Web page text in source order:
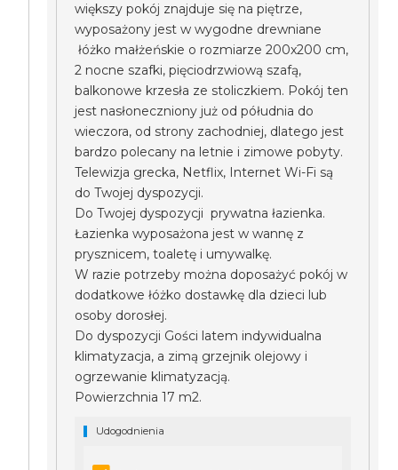
większy pokój znajduje się na piętrze,
wyposażony jest w wygodne drewniane
łóżko małżeńskie o rozmiarze 200x200 cm,
2 nocne szafki, pięciodrzwiową szafą,
balkonowe krzesła ze stoliczkiem. Pokój ten
jest nasłoneczniony już od półudnia do
wieczora, od strony zachodniej, dlatego jest
bardzo polecany na letnie i zimowe pobyty.
Telewizja grecka, Netflix, Internet Wi-Fi są
do Twojej dyspozycji.
Do Twojej dyspozycji prywatna łazienka.
Łazienka wyposażona jest w wannę z
prysznicem, toaletę i umywalkę.
W razie potrzeby można doposażyć pokój w
dodatkowe łóżko dostawkę dla dzieci lub
osoby dorosłej.
Do dyspozycji Gości latem indywidualna
klimatyzacja, a zimą grzejnik olejowy i
ogrzewanie klimatyzacją.
Powierzchnia 17 m2.
Udogodnienia